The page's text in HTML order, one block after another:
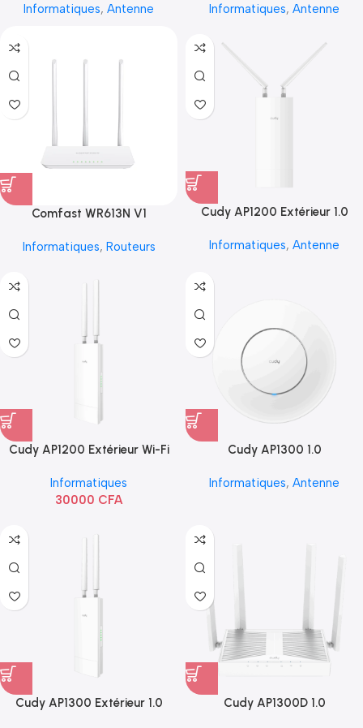
Informatiques, Antenne Informatiques, Antenne
Comfast WR613N V1
Informatiques, Routeurs
Cudy AP1200 Extérieur 1.0
Informatiques, Antenne
Cudy AP1200 Extérieur Wi-Fi
Informatiques
30000 CFA
Cudy AP1300 1.0
Informatiques, Antenne
Cudy AP1300 Extérieur 1.0 Cudy AP1300D 1.0